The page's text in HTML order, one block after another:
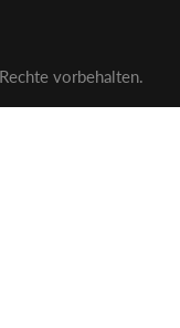
vorbehalten.